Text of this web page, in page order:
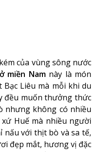
của vùng sông nước
miền Namnày là món
Liêu mà mỗi khi du
đều muốn thưởng thức
nhưng không có nhiều
Huế mà nhiều người
nấu với thịt bò và sa tế,
đẹp mắt, hương vị đặc